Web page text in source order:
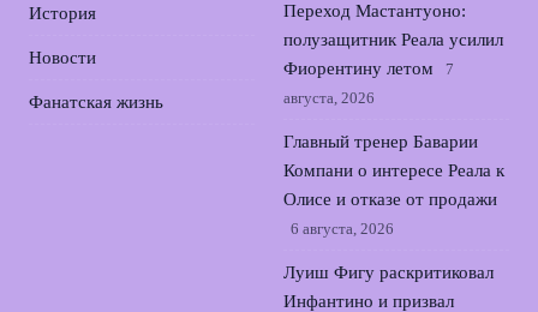
История
Новости
Фанатская жизнь
Переход Мастантуоно:
полузащитник Реала усилил
Фиорентину летом
7
августа, 2026
Главный тренер Баварии
Компани о интересе Реала к
Олисе и отказе от продажи
6 августа, 2026
Луиш Фигу раскритиковал
Инфантино и призвал